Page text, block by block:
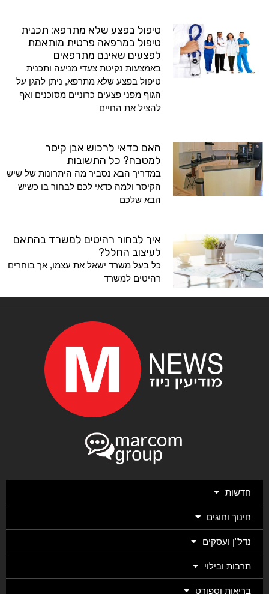
טיפול בפצע שלא מתרפא: תכנית
טיפול במרפאה פרטית מותאמת
לפצעים שאינם מתרפאים
באמצעות נקיטת צעדי מניעה ותכנית
טיפול בפצע שלא מתרפא, ניתן להגן על
הגוף מפני פצעים כרוניים מסוכנים ואף
להציל את החיים
האם כדאי לרכוש אבן קיסר
למטבח? כל התשובות
במדריך הבא נסביר מה היתרונות של שיש
הקיסר ולמה כדאי לכם לבחור בו כשיש
הבא שלכם
איך לבחור רהיטים למשרד בהתאם
לעיצוב החלל?
כל בעל משרד ישאל את עצמו, אך בוחרים
רהיטים למשרד
חדשות
חינוך וחוגים
נדל"ן ועסקים
תרבות ובילוי
בריאות וספורט